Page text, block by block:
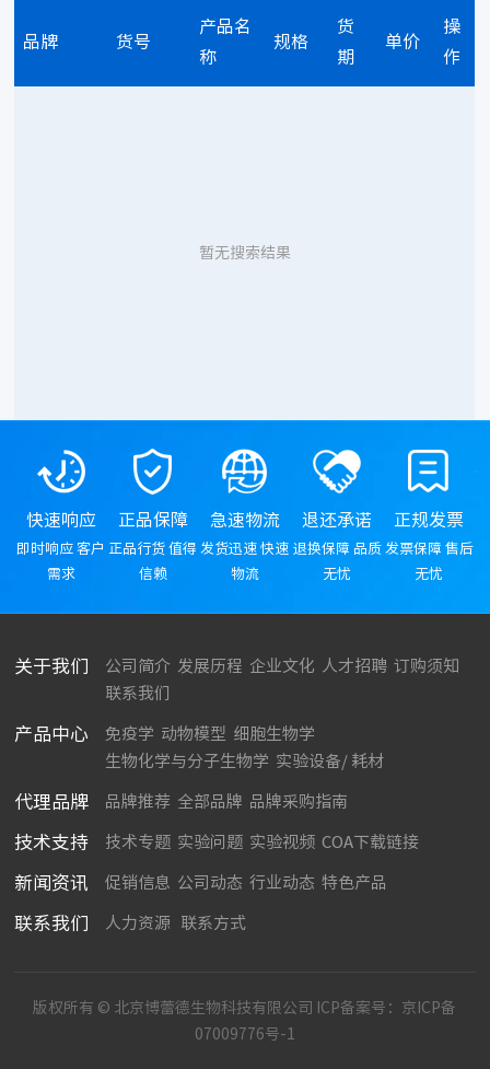
品牌 货号
产品名
称
规格
货
期
单价
操
作
暂无搜索结果
快速响应
即时响应 客户
需求
正品保障
正品行货 值得
信赖
急速物流
发货迅速 快速
物流
退还承诺
退换保障 品质
无忧
正规发票
发票保障 售后
无忧
关于我们 公司简介 发展历程 企业文化 人才招聘 订购须知
联系我们
产品中心 免疫学 动物模型 细胞生物学
生物化学与分子生物学 实验设备/ 耗材
代理品牌 品牌推荐 全部品牌 品牌采购指南
技术支持 技术专题 实验问题 实验视频 COA下载链接
新闻资讯 促销信息 公司动态 行业动态 特色产品
联系我们 人力资源 联系方式
版权所有 © 北京博蕾德生物科技有限公司 ICP备案号： 京ICP备
07009776号-1